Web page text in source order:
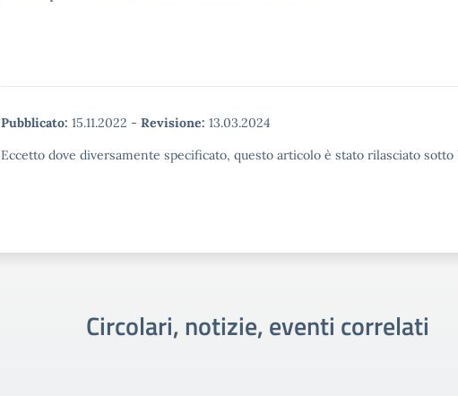
Pubblicato: 15.11.2022 - Revisione: 13.03.2024
Eccetto dove diversamente specificato, questo articolo è stato rilasciato
Circolari, notizie, eventi correlati